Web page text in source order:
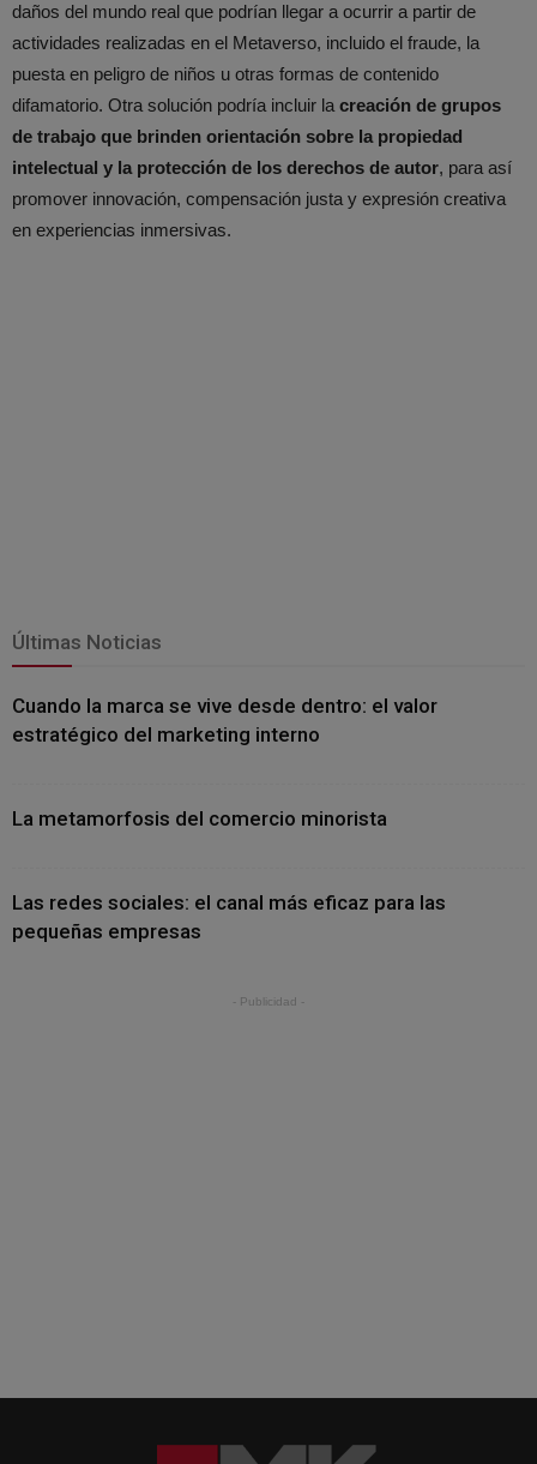
daños del mundo real que podrían llegar a ocurrir a partir de
actividades realizadas en el Metaverso, incluido el fraude, la
puesta en peligro de niños u otras formas de contenido
difamatorio. Otra solución podría incluir la creación de grupos
de trabajo que brinden orientación sobre la propiedad
intelectual y la protección de los derechos de autor, para así
promover innovación, compensación justa y expresión creativa
en experiencias inmersivas.
Últimas Noticias
Cuando la marca se vive desde dentro: el valor
estratégico del marketing interno
La metamorfosis del comercio minorista
Las redes sociales: el canal más eficaz para las
pequeñas empresas
- Publicidad -